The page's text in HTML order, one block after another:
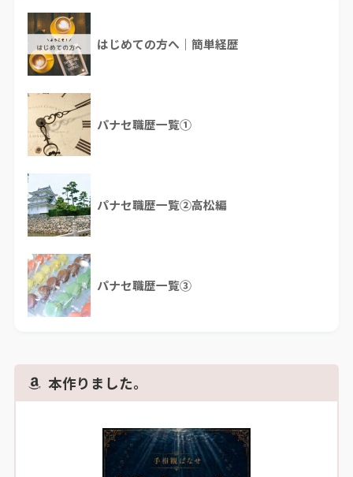
はじめての方へ｜簡単経歴
パナセ職歴一覧①
パナセ職歴一覧②高松編
パナセ職歴一覧③
本作りました。